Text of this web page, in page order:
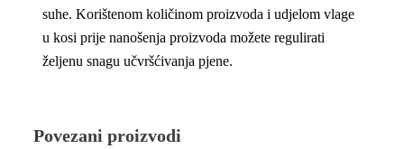
suhe. Korištenom količinom proizvoda i udjelom vlage
u kosi prije nanošenja proizvoda možete regulirati
željenu snagu učvršćivanja pjene.
Povezani proizvodi